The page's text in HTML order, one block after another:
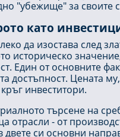
"убежище" за своите
като
да изостава след
историческо
Един от основните
достъпност. Цената
инвеститори.
търсене на
отрасли - от
двете си основни